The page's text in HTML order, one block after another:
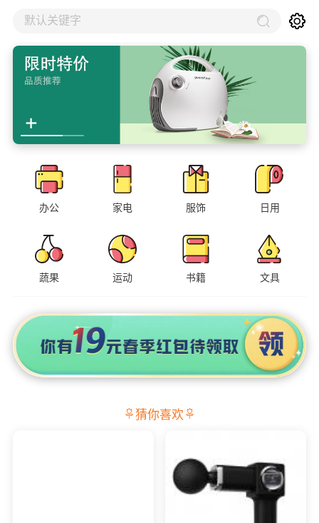
默认关键字
办公 家电 服饰 日用
蔬果 运动 书籍 文具
猜你喜欢